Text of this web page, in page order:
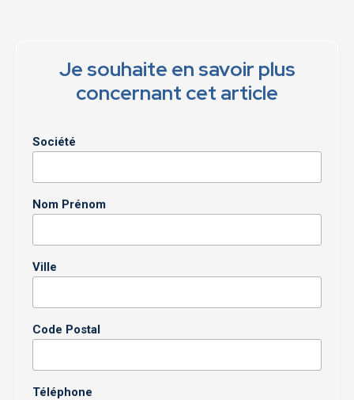
Je souhaite en savoir plus
concernant cet article
Société
Nom Prénom
Ville
Code Postal
Téléphone